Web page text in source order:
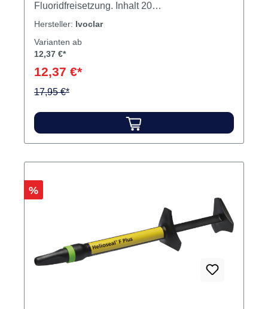
Fluoridfreisetzung. Inhalt 20
Applikationskanülen
Hersteller: Ivoclar
Varianten ab
12,37 €*
12,37 €*
17,95 €*
Rabatt
%